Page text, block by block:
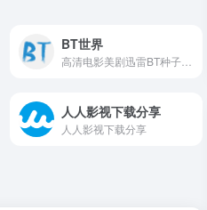
BT世界
人人影视下载分享
人人影视下载分享